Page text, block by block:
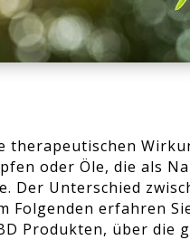
therapeutischen
oder Öle, die als
Der Unterschied
erfahren
Produkten, über die